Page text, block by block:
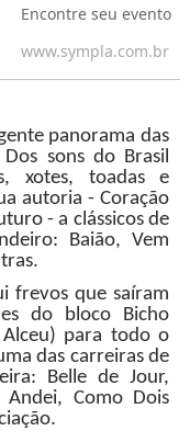
Encontre seu evento
preferido, organize
online de forma
simples e segura!
www.sympla.com.br
panorama das
sons do Brasil
xotes, toadas e
autoria - Coração
- a clássicos de
Baião, Vem
frevos que saíram
do bloco Bicho
para todo o
das carreiras de
Belle de Jour,
Andei, Como Dois